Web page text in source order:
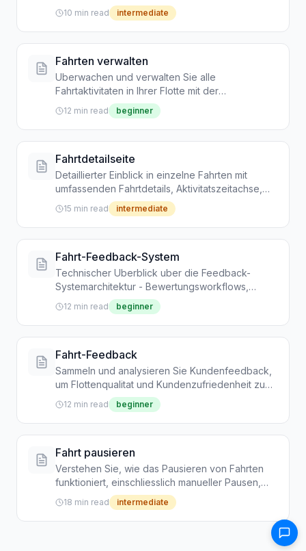
erzwungener Beendigung fur feststeckende
oder verlassene Fahrten
10 min read intermediate
Fahrten verwalten
Uberwachen und verwalten Sie alle
Fahrtaktivitaten in Ihrer Flotte mit der
umfassenden Fahrten-Seite
12 min read beginner
Fahrtdetailseite
Detaillierter Einblick in einzelne Fahrten mit
umfassenden Fahrtdetails, Aktivitatszeitachse,
Preisaufschlusselung und Admin-Aktionen
15 min read intermediate
Fahrt-Feedback-System
Technischer Uberblick uber die Feedback-
Systemarchitektur - Bewertungsworkflows,
Analyse-Dashboards und
Datenerfassungsprozesse
12 min read beginner
Fahrt-Feedback
Sammeln und analysieren Sie Kundenfeedback,
um Flottenqualitat und Kundenzufriedenheit zu
verbessern
12 min read beginner
Fahrt pausieren
Verstehen Sie, wie das Pausieren von Fahrten
funktioniert, einschliesslich manueller Pausen,
Auto-Pause-Ausloser und sicherheitsorientierter
Fahrzeugimmobilisierung
18 min read intermediate